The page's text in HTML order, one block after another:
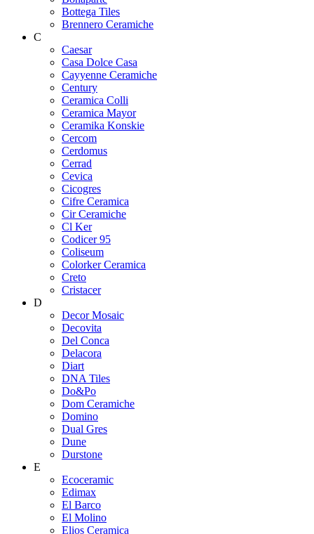
Bottega Tiles
Brennero Ceramiche
C
Caesar
Casa Dolce Casa
Cayyenne Ceramiche
Century
Ceramica Colli
Ceramica Mayor
Ceramika Konskie
Cercom
Cerdomus
Cerrad
Cevica
Cicogres
Cifre Ceramica
Cir Ceramiche
Cl Ker
Codicer 95
Coliseum
Colorker Ceramica
Creto
Cristacer
D
Decor Mosaic
Decovita
Del Conca
Delacora
Diart
DNA Tiles
Do&Po
Dom Ceramiche
Domino
Dual Gres
Dune
Durstone
E
Ecoceramic
Edimax
El Barco
El Molino
Elios Ceramica